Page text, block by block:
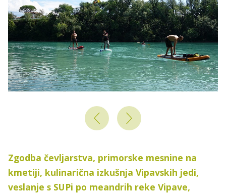
Zgodba čevljarstva, primorske mesnine na
kmetiji, kulinarična izkušnja Vipavskih jedi,
veslanje s SUPi po meandrih reke Vipave,